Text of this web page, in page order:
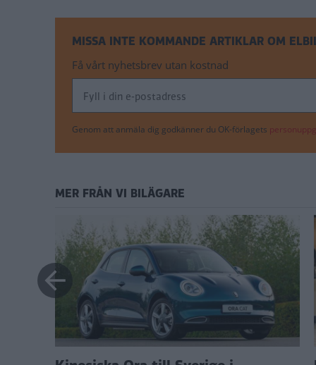
MISSA INTE KOMMANDE ARTIKLAR OM
Få vårt nyhetsbrev utan kostnad
Genom att anmäla dig godkänner du OK-förlagets
MER FRÅN VI BILÄGARE